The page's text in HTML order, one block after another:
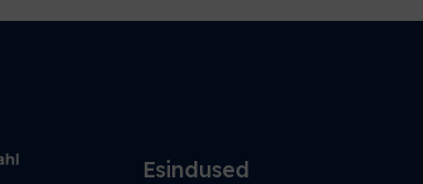
Esindused